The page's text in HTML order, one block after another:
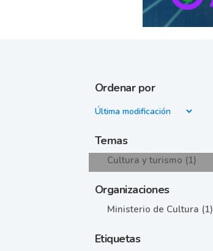
Ordenar por
Temas
Cultura y turismo (1)
Organizaciones
Ministerio de Cultura (1)
Etiquetas